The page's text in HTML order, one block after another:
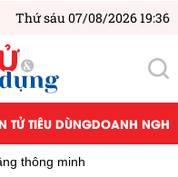
Thứ sáu 07/08/2026 19:36
TỬ TIÊU DÙNGDOANH
thông minh